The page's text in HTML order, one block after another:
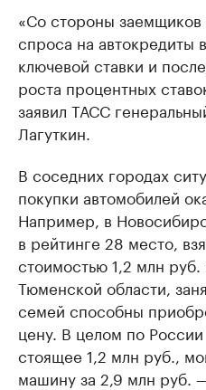
«Со стороны
спроса на автокредиты
ключевой ставки и
роста процентных
заявил ТАСС
Лагуткин.
В соседних городах
покупки автомобилей
Например, в
в рейтинге 28 место,
стоимостью 1,2 млн
Тюменской области,
семей способны
цену. В целом по России
стоящее 1,2 млн руб.,
машину за 2,9 млн руб.